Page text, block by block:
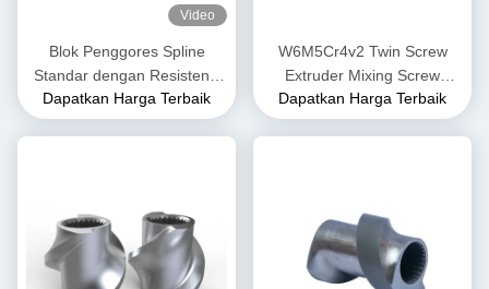
Video
Blok Penggores Spline
Standar dengan Resistensi
Pakai Tinggi untuk Ekstruder
Sekrup Kembar
Dapatkan Harga Terbaik
W6M5Cr4v2 Twin Screw
Extruder Mixing Screw
Element untuk Pabrik
Makanan
Dapatkan Harga Terbaik